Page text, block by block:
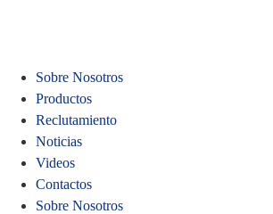
Sobre Nosotros
Productos
Reclutamiento
Noticias
Videos
Contactos
Sobre Nosotros